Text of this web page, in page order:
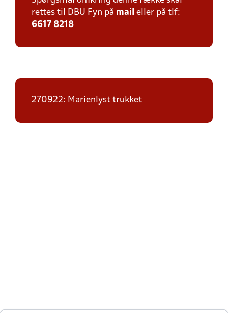
rettes til DBU Fyn på mail eller på tlf:
6617 8218
270922: Marienlyst trukket